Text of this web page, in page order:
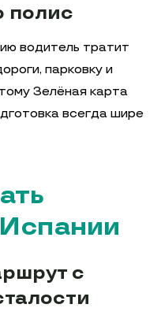
полис
водитель тратит
парковку и
Зелёная карта
всегда шире
с